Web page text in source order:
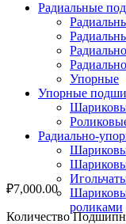
Радиальные
Упорные
Упорные
Радиально-
роликами
₽7,000.00
Количество